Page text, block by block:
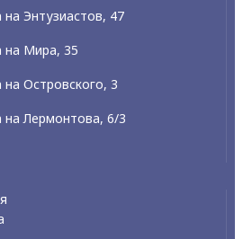
Энтузиастов, 47
на Мира, 35
Островского, 3
на Лермонтова, 6/3